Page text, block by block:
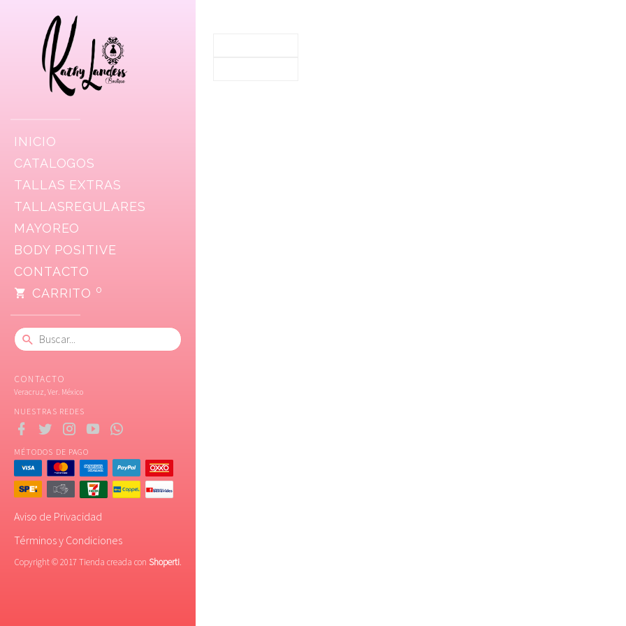
INICIO
CATALOGOS
TALLAS EXTRAS
TALLASREGULARES
MAYOREO
BODY POSITIVE
CONTACTO
CARRITO 0
CONTACTO
Veracruz, Ver. México
NUESTRAS REDES
MÉTODOS DE PAGO
Aviso de Privacidad
Términos y Condiciones
Copyright © 2017 Tienda creada con Shoperti.